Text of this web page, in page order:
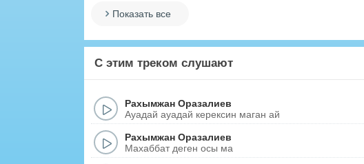
Показать все
С этим треком слушают
Рахымжан Оразалиев
Ауадай ауадай керексин маган ай
Рахымжан Оразалиев
Махаббат деген осы ма